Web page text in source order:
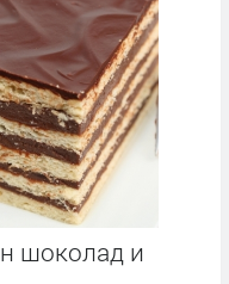
шоколад и